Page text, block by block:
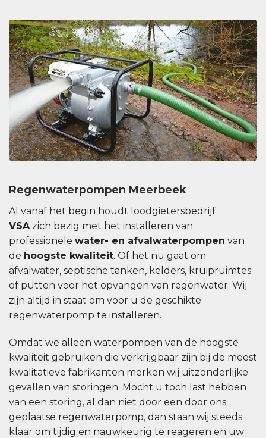
Regenwaterpompen Meerbeek
Al vanaf het begin houdt loodgietersbedrijf
VSAzich bezig met het installeren van
professionele water- en afvalwaterpompen van
de hoogste kwaliteit. Of het nu gaat om
afvalwater, septische tanken, kelders, kruipruimtes
of putten voor het opvangen van regenwater. Wij
zijn altijd in staat om voor u de geschikte
regenwaterpomp te installeren.
Omdat we alleen waterpompen van de hoogste
kwaliteit gebruiken die verkrijgbaar zijn bij de meest
kwalitatieve fabrikanten merken wij uitzonderlijke
gevallen van storingen. Mocht u toch last hebben
van een storing, al dan niet door een door ons
geplaatse regenwaterpomp, dan staan ​​wij steeds
klaar om tijdig en nauwkeurig te reageren en uw